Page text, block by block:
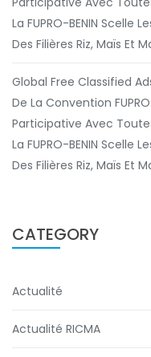
La FUPRO-BENIN Scelle
Des Filières Riz, Maïs Et
Global Free Classified
De La Convention
Participative Avec
La FUPRO-BENIN Scelle
Des Filières Riz, Maïs Et
CATEGORY
Actualité
Actualité RICMA